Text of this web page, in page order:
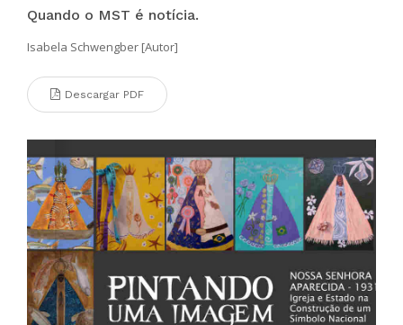
Quando o MST é notícia.
Isabela Schwengber [Autor]
Descargar PDF